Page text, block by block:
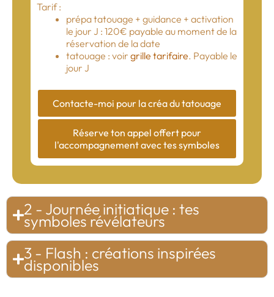
Tarif :
prépa tatouage + guidance + activation
le jour J : 120€ payable au moment de la
réservation de la date
tatouage : voir grille tarifaire. Payable le
jour J
Contacte-moi pour la créa du tatouage
Réserve ton appel offert pour
l'accompagnement avec tes symboles
2 - Journée initiatique : tes
symboles révélateurs
3 - Flash : créations inspirées
disponibles